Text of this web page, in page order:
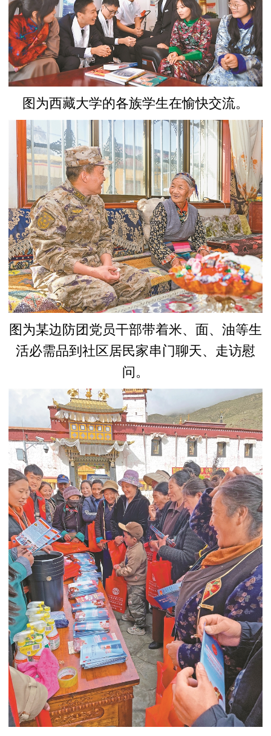
图为西藏大学的各族学生在愉快交流。
图为某边防团党员干部带着米、面、油等生
活必需品到社区居民家串门聊天、走访慰
问。